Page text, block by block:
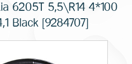
6205T 5,5\R14 4*100
Black [9284707]